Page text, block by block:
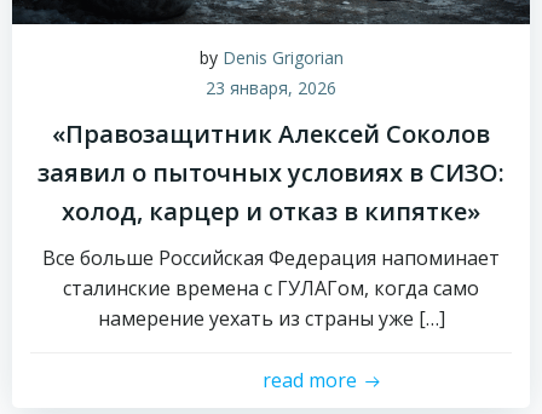
by Denis Grigorian
23 января, 2026
«Правозащитник Алексей Соколов
заявил о пыточных условиях в СИЗО:
холод, карцер и отказ в кипятке»
Все больше Российская Федерация напоминает
сталинские времена с ГУЛАГом, когда само
намерение уехать из страны уже […]
read more